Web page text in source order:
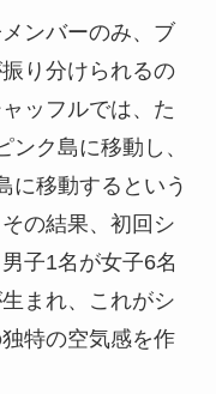
ンバーのみ、ブ
り分けられるの
ッフルでは、た
ンク島に移動し、
に移動するという
の結果、初回シ
子1名が女子6名
まれ、これがシ
特の空気感を作